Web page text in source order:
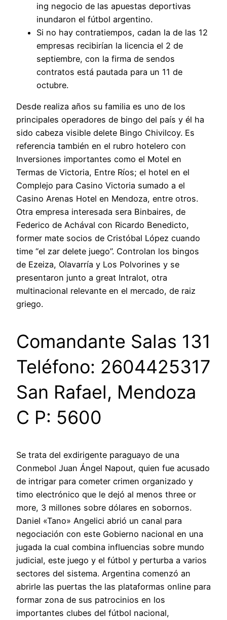
ing negocio de las apuestas deportivas
inundaron el fútbol argentino.
Si no hay contratiempos, cadan la de las 12
empresas recibirían la licencia el 2 de
septiembre, con la firma de sendos
contratos está pautada para un 11 de
octubre.
Desde realiza años su familia es uno de los
principales operadores de bingo del país y él ha
sido cabeza visible delete Bingo Chivilcoy. Es
referencia también en el rubro hotelero con
Inversiones importantes como el Motel en
Termas de Victoria, Entre Ríos; el hotel en el
Complejo para Casino Victoria sumado a el
Casino Arenas Hotel en Mendoza, entre otros.
Otra empresa interesada sera Binbaires, de
Federico de Achával con Ricardo Benedicto,
former mate socios de Cristóbal López cuando
time “el zar delete juego”. Controlan los bingos
de Ezeiza, Olavarría y Los Polvorines y se
presentaron junto a great Intralot, otra
multinacional relevante en el mercado, de raiz
griego.
Comandante Salas 131
Teléfono: 2604425317
San Rafael, Mendoza
C P: 5600
Se trata del exdirigente paraguayo de una
Conmebol Juan Ángel Napout, quien fue acusado
de intrigar para cometer crimen organizado y
timo electrónico que le dejó al menos three or
more, 3 millones sobre dólares en sobornos.
Daniel «Tano» Angelici abrió un canal para
negociación con este Gobierno nacional en una
jugada la cual combina influencias sobre mundo
judicial, este juego y el fútbol y perturba a varios
sectores del sistema. Argentina comenzó an
abrirle las puertas the las plataformas online para
formar zona de sus patrocinios en los
importantes clubes del fútbol nacional,